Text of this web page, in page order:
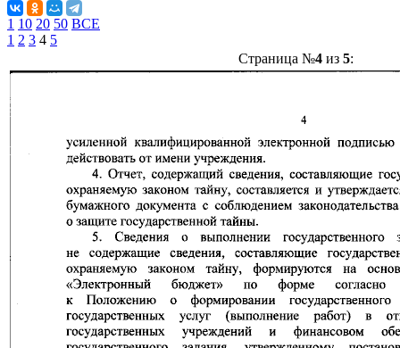
1 10 20 50 ВСЕ
1 2 3 4 5
Страница №4из 5: